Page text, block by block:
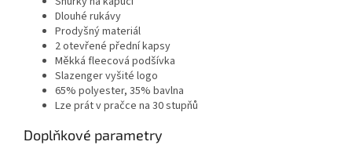
Dlouhé rukávy
Prodyšný materiál
2 otevřené přední kapsy
Měkká fleecová podšívka
Slazenger vyšité logo
65% polyester, 35% bavlna
Lze prát v pračce na 30 stupňů
Doplňkové parametry